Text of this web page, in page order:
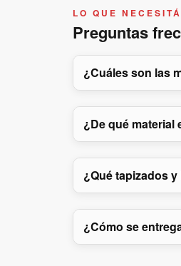
LO QUE
Preguntas
¿Cuáles son las
¿De qué material
¿Qué tapizados
¿Cómo se